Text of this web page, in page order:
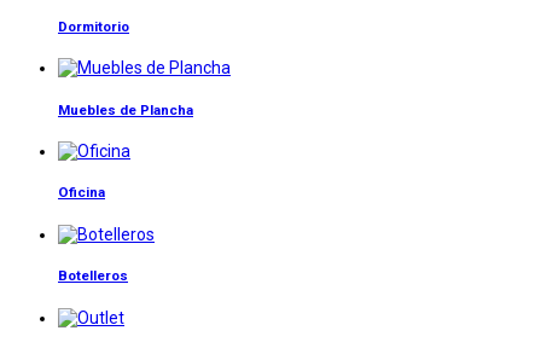
Dormitorio
Muebles de Plancha
Oficina
Botelleros